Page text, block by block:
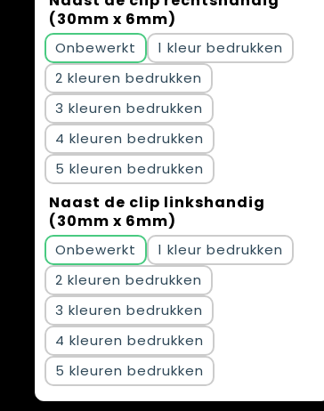
(30mm x 6mm)
Onbewerkt
1
2
3
4
5
Naast de clip linkshandig
(30mm x 6mm)
Onbewerkt
1
2
3
4
5